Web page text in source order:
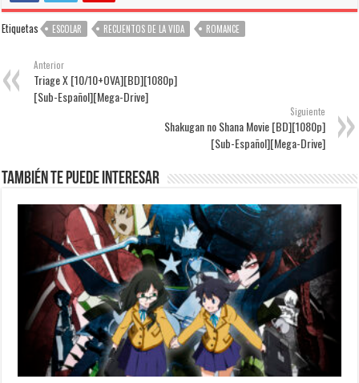
Etiquetas ESCOLAR RECUENTOS DE LA VIDA ROMANCE
Anterior
Triage X [10/10+OVA][BD][1080p]
[Sub-Español][Mega-Drive]
Siguiente
Shakugan no Shana Movie [BD][1080p]
[Sub-Español][Mega-Drive]
También te puede interesar